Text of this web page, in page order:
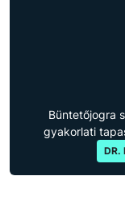
Büntetőjogra
gyakorlati
DR.